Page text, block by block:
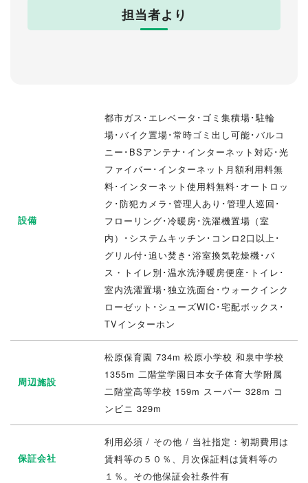
担当者より
設備
都市ガス･エレベータ･ゴミ集積場･駐輪
場･バイク置場･常時ゴミ出し可能･バルコ
ニー･BSアンテナ･インターネット対応･光
ファイバー･インターネット月額利用料無
料･インターネット使用料無料･オートロッ
ク･防犯カメラ･管理人あり･管理人巡回･
フローリング･冷暖房･洗濯機置場（室
内）･システムキッチン･コンロ2口以上･
グリル付･追い焚き･浴室換気乾燥機･バ
ス・トイレ別･温水洗浄暖房便座･トイレ･
室内洗濯置場･独立洗面台･ウォークインク
ローゼット･シューズWIC･宅配ボックス･
TVインターホン
周辺施設
松原保育園 734m 松原小学校 和泉中学校
1355m 二階堂学園日本女子体育大学附属
二階堂高等学校 159m スーパー 328m コ
ンビニ 329m
保証会社
利用必須 / その他 / 当社指定：初期費用は
賃料等の５０％、月次保証料は賃料等の
１％。その他保証会社条件有